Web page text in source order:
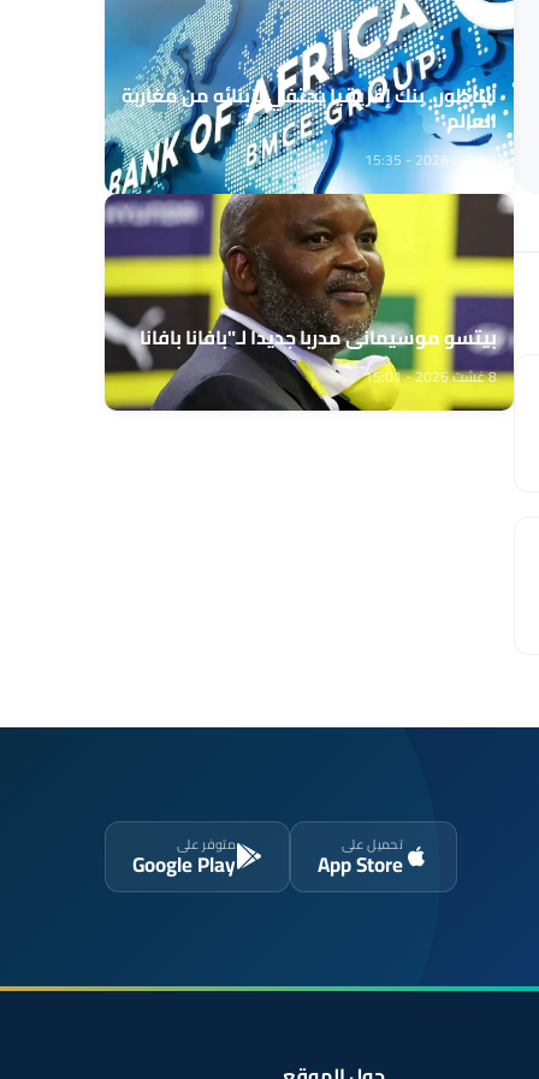
الناظور.. بنك إفريقيا يحتفي بزبنائه من مغاربة
العالم
8 غشت 2026 - 15:35
بيتسو موسيماني مدربا جديدا لـ"بافانا بافانا
8 غشت 2026 - 15:01
تحميل على
App Store
متوفر على
Google Play